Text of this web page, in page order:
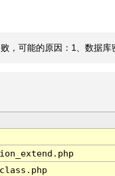
，可能的原因：1、数据库